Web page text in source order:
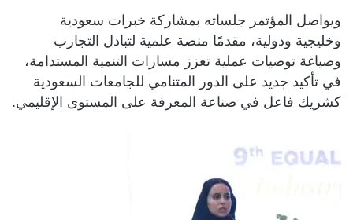
ويواصل المؤتمر جلساته بمشاركة خبرات سعودية
وخليجية ودولية، مقدمًا منصة علمية لتبادل التجارب
وصياغة توصيات عملية تعزز مسارات التنمية المستدامة،
في تأكيد جديد على الدور المتنامي للجامعات السعودية
كشريك فاعل في صناعة المعرفة على المستوى الإقليمي.